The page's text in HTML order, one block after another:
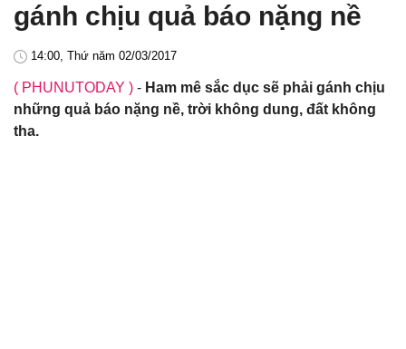
gánh chịu quả báo nặng nề
14:00, Thứ năm 02/03/2017
( PHUNUTODAY ) - Ham mê sắc dục sẽ phải gánh chịu
những quả báo nặng nề, trời không dung, đất không
tha.